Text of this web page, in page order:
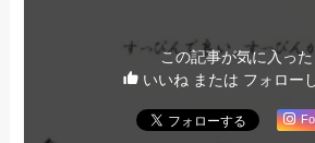
この記事が気に入っ
いいね または フォロー